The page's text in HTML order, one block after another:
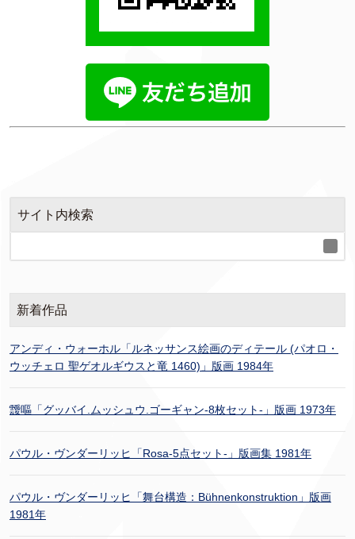
サイト内検索
新着作品
アンディ・ウォーホル「ルネッサンス絵画のディテール (パオロ・
ウッチェロ 聖ゲオルギウスと竜 1460)」版画 1984年
靉嘔「グッバイ.ムッシュウ.ゴーギャン-8枚セット-」版画 1973年
パウル・ヴンダーリッヒ「Rosa-5点セット-」版画集 1981年
パウル・ヴンダーリッヒ「舞台構造：Bühnenkonstruktion」版画
1981年